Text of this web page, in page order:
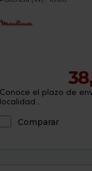
Conoce el plazo de
localidad...
Comparar